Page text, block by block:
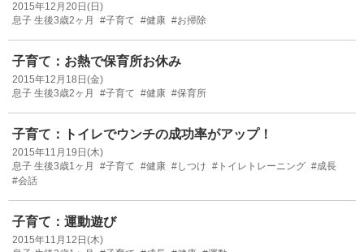
2015年12月20日(日)
息子 生後3歳2ヶ月
#子育て #健康 #お掃除
子育て：お熱で保育所お休み
2015年12月18日(金)
息子 生後3歳2ヶ月
#子育て #健康 #保育所
子育て：トイレでウンチの成功率がアップ！
2015年11月19日(木)
息子 生後3歳1ヶ月
#子育て #健康 #しつけ #トイレトレーニング #成長
#会話
子育て：運動遊び
2015年11月12日(木)